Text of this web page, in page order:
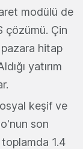
modülü de
çözümü. Çin
hitap
yatırım
keşif ve
son
toplamda 1.4